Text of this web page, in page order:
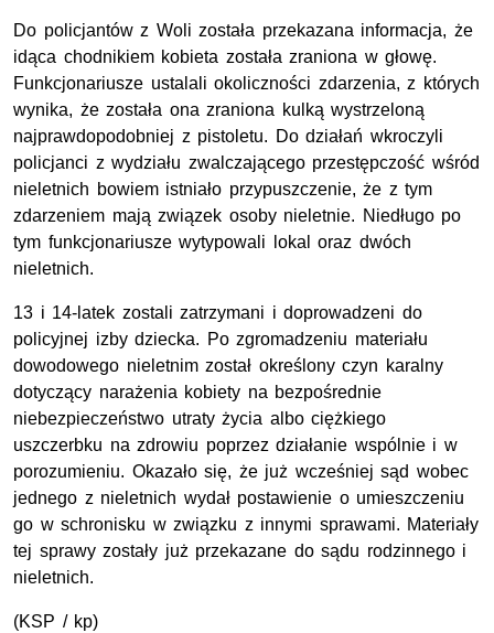
Do policjantów z Woli została przekazana informacja, że
idąca chodnikiem kobieta została zraniona w głowę.
Funkcjonariusze ustalali okoliczności zdarzenia, z których
wynika, że została ona zraniona kulką wystrzeloną
najprawdopodobniej z pistoletu. Do działań wkroczyli
policjanci z wydziału zwalczającego przestępczość wśród
nieletnich bowiem istniało przypuszczenie, że z tym
zdarzeniem mają związek osoby nieletnie. Niedługo po
tym funkcjonariusze wytypowali lokal oraz dwóch
nieletnich.
13 i 14-latek zostali zatrzymani i doprowadzeni do
policyjnej izby dziecka. Po zgromadzeniu materiału
dowodowego nieletnim został określony czyn karalny
dotyczący narażenia kobiety na bezpośrednie
niebezpieczeństwo utraty życia albo ciężkiego
uszczerbku na zdrowiu poprzez działanie wspólnie i w
porozumieniu. Okazało się, że już wcześniej sąd wobec
jednego z nieletnich wydał postawienie o umieszczeniu
go w schronisku w związku z innymi sprawami. Materiały
tej sprawy zostały już przekazane do sądu rodzinnego i
nieletnich.
(KSP / kp)